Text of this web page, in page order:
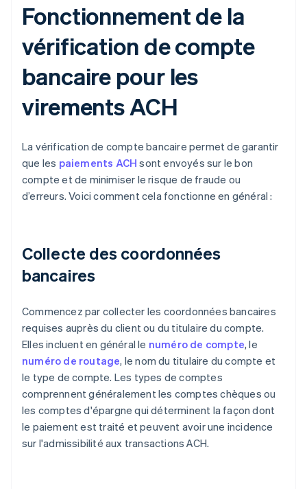
Fonctionnement de la
vérification de compte
bancaire pour les
virements ACH
La vérification de compte bancaire permet de garantir
que les paiements ACH sont envoyés sur le bon
compte et de minimiser le risque de fraude ou
d’erreurs. Voici comment cela fonctionne en général :
Collecte des coordonnées
bancaires
Commencez par collecter les coordonnées bancaires
requises auprès du client ou du titulaire du compte.
Elles incluent en général le numéro de compte, le
numéro de routage, le nom du titulaire du compte et
le type de compte. Les types de comptes
comprennent généralement les comptes chèques ou
les comptes d'épargne qui déterminent la façon dont
le paiement est traité et peuvent avoir une incidence
sur l'admissibilité aux transactions ACH.